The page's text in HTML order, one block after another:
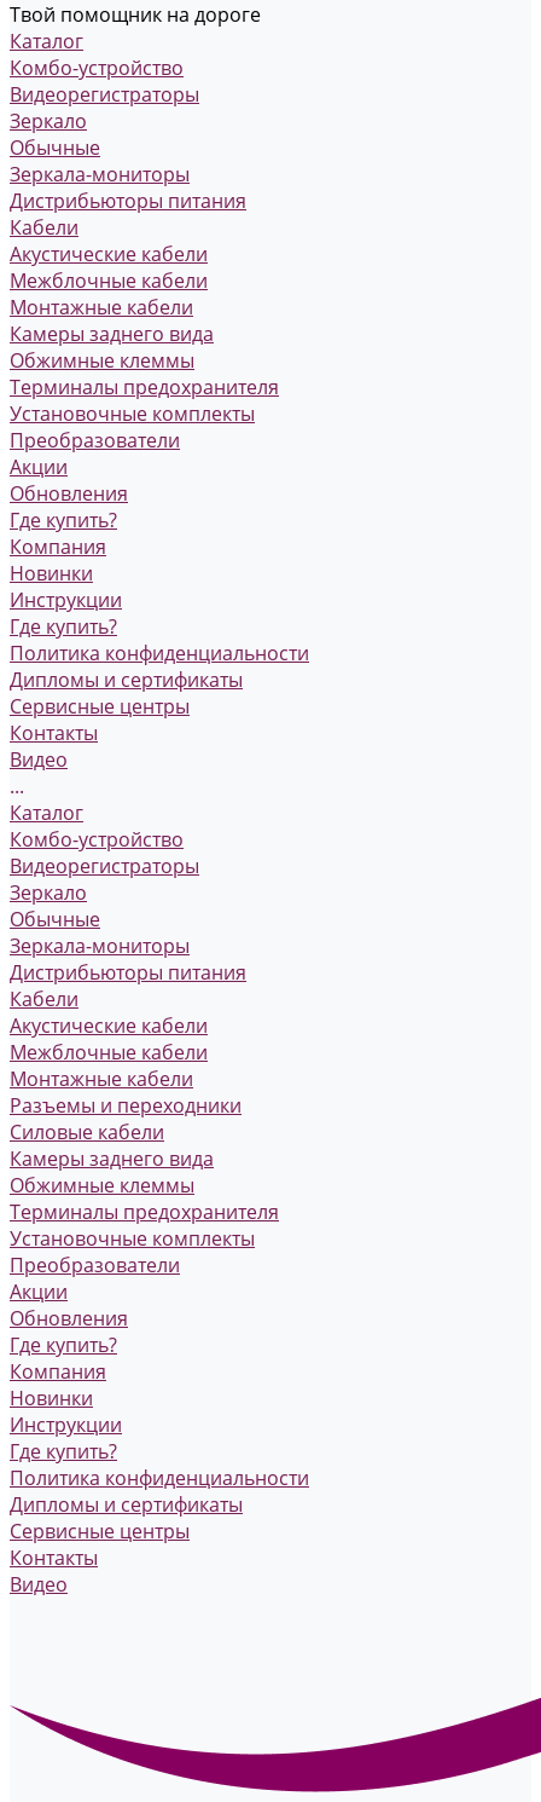
Твой помощник на дороге
Каталог
Комбо-устройство
Видеорегистраторы
Зеркало
Обычные
Зеркала-мониторы
Дистрибьюторы питания
Кабели
Акустические кабели
Межблочные кабели
Монтажные кабели
Камеры заднего вида
Обжимные клеммы
Терминалы предохранителя
Установочные комплекты
Преобразователи
Акции
Обновления
Где купить?
Компания
Новинки
Инструкции
Где купить?
Политика конфиденциальности
Дипломы и сертификаты
Сервисные центры
Контакты
Видео
...
Каталог
Комбо-устройство
Видеорегистраторы
Зеркало
Обычные
Зеркала-мониторы
Дистрибьюторы питания
Кабели
Акустические кабели
Межблочные кабели
Монтажные кабели
Разъемы и переходники
Силовые кабели
Камеры заднего вида
Обжимные клеммы
Терминалы предохранителя
Установочные комплекты
Преобразователи
Акции
Обновления
Где купить?
Компания
Новинки
Инструкции
Где купить?
Политика конфиденциальности
Дипломы и сертификаты
Сервисные центры
Контакты
Видео